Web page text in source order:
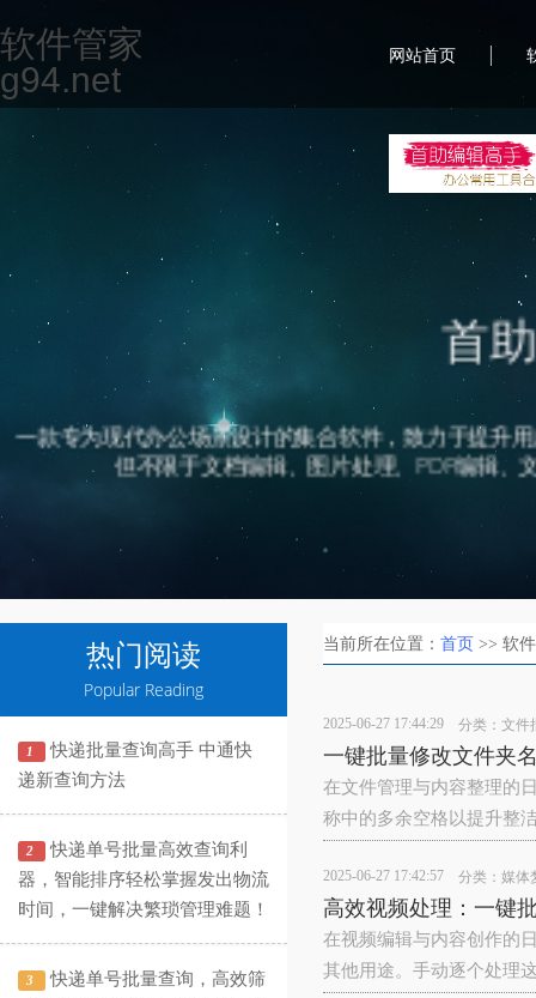
首
一款专为现代办公场景设计的集合软件，致力于提升
但不限于文档编辑、图片处理、PDF编辑
软件管家
g94.net
网站首页 |
热门阅读
Popular Reading
1
快递批量查询高手 中通快
递新查询方法
2
快递单号批量高效查询利
器，智能排序轻松掌握发出物流
时间，一键解决繁琐管理难题！
3
快递单号批量查询，高效筛
当前所在位置： 首页 >> 软
2025-06-27 17:44:29 分类： 文件
一键批量修改文件夹
在文件管理与内容整理的
称中的多余空格以提升整
2025-06-27 17:42:57 分类： 媒体
高效视频处理：一键
在视频编辑与内容创作的
其他用途。手动逐个处理